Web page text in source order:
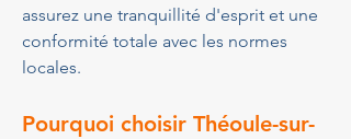
assurez une tranquillité d'esprit et une
conformité totale avec les normes
locales.
Pourquoi choisir Théoule-sur-